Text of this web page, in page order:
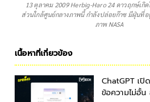
13 ตุลาคม 2009 Herbig-Haro 24 ดาวฤกษ์เกิ
ส่วนใกล้ศูนย์กลางภาพนี้ กำลังปล่อยก๊าซ มีฝุ่นที่
ภาพ NASA
เนื้อหาที่เกี่ยวข้อง
ChatGPT เปิ
ข้อความไม่อั้น